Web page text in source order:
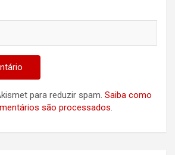
para reduzir spam. Saiba como
são processados.